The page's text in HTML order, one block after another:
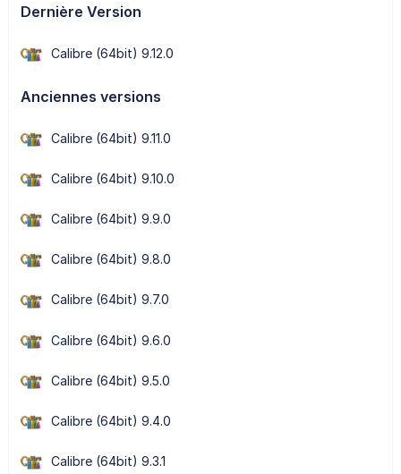
Dernière Version
Calibre (64bit) 9.12.0
Anciennes versions
Calibre (64bit) 9.11.0
Calibre (64bit) 9.10.0
Calibre (64bit) 9.9.0
Calibre (64bit) 9.8.0
Calibre (64bit) 9.7.0
Calibre (64bit) 9.6.0
Calibre (64bit) 9.5.0
Calibre (64bit) 9.4.0
Calibre (64bit) 9.3.1